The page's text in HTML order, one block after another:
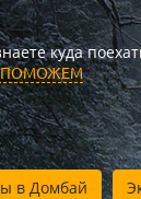
куда
в Домбай